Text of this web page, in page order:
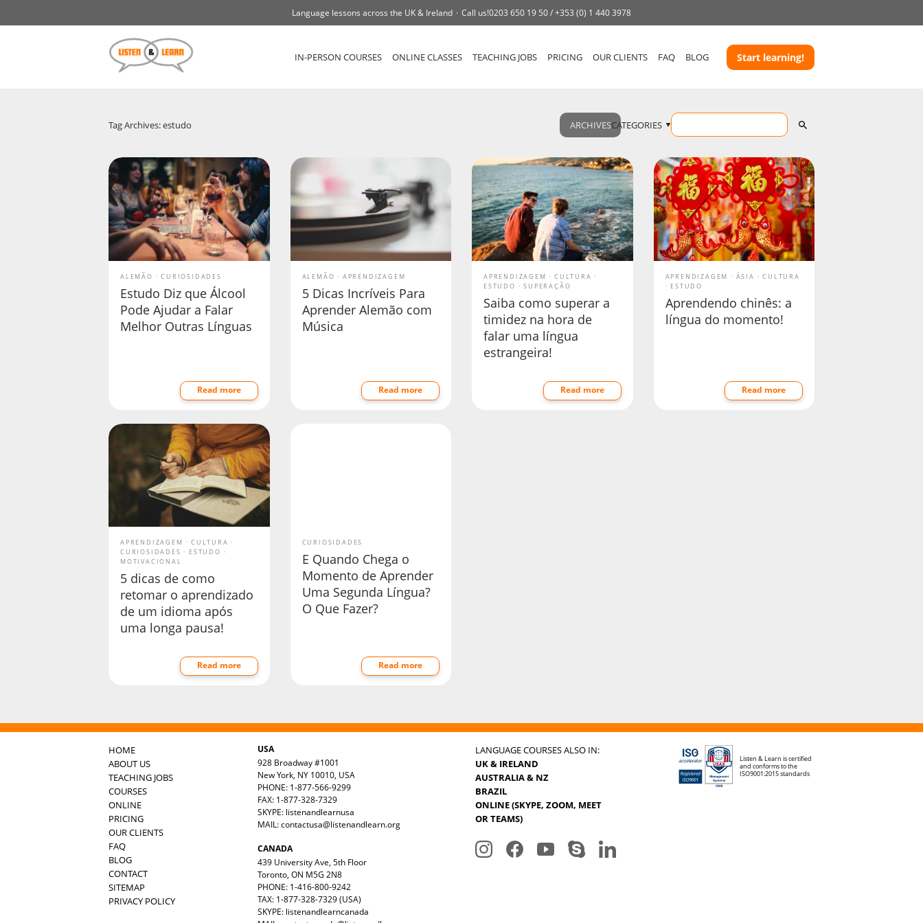
Language lessons across the UK & Ireland Call us!0203 650 19 50 /+353 (0) 1 440 3978
IN-PERSON COURSES ONLINE CLASSES TEACHING JOBS PRICING OUR CLIENTS FAQ BLOG Start learning!
Tag Archives: estudo ARCHIVESCATEGORIES
ALEMÃO CURIOSIDADES
Estudo Diz que Álcool
Pode Ajudar a Falar
Melhor Outras Línguas
Read more
ALEMÃO APRENDIZAGEM
5 Dicas Incríveis Para
Aprender Alemão com
Música
Read more
APRENDIZAGEM
CULTURA
ESTUDO
SUPERAÇÃO
Saiba como superar a
timidez na hora de
falar uma língua
estrangeira!
Read more
APRENDIZAGEM ÁSIA
CULTURA
ESTUDO
Aprendendo chinês: a
língua do momento!
Read more
APRENDIZAGEM
CULTURA
CURIOSIDADES
ESTUDO
MOTIVACIONAL
5 dicas de como
retomar o aprendizado
de um idioma após
uma longa pausa!
Read more
CURIOSIDADES
E Quando Chega o
Momento de Aprender
Uma Segunda Língua?
O Que Fazer?
Read more
HOME
ABOUT US
TEACHING JOBS
COURSES
ONLINE
PRICING
OUR CLIENTS
FAQ
BLOG
CONTACT
SITEMAP
PRIVACY POLICY
USA
928 Broadway #1001
New York, NY 10010, USA
PHONE: 1-877-566-9299
FAX: 1-877-328-7329
SKYPE: listenandlearnusa
MAIL:contactusa@listenandlearn.org
CANADA
439 University Ave, 5th Floor
Toronto, ON M5G 2N8
PHONE: 1-416-800-9242
TAX: 1-877-328-7329 (USA)
SKYPE: listenandlearncanada
LANGUAGE COURSES ALSO IN:
UK & IRELAND
AUSTRALIA & NZ
BRAZIL
ONLINE (SKYPE, ZOOM, MEET
OR TEAMS)